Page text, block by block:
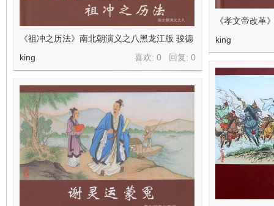
《孝文帝改革
king
《祖冲之历法》南北朝演义之八黑龙江版 骏德
喜欢: 0 回复: 0
king